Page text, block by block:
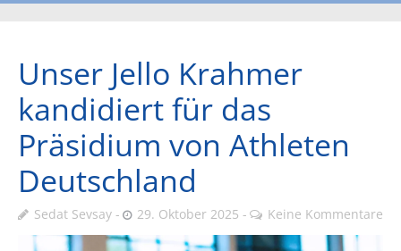
Unser Jello Krahmer
kandidiert für das
Präsidium von Athleten
Deutschland
Sedat Sevsay 29. Oktober 2025 Keine Kommentare